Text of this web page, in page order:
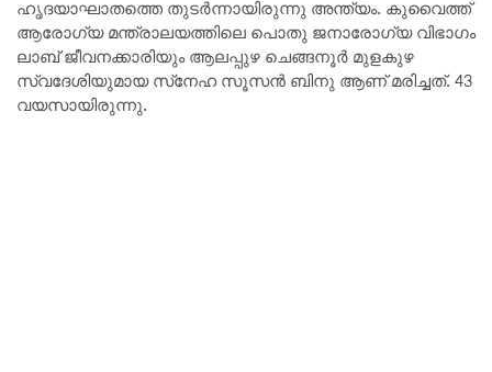
ഹൃദയാഘാതത്തെ തുടർന്നായിരുന്നു അന്ത്യം. കുവൈത്ത്
ആരോഗ്യ മന്ത്രാലയത്തിലെ പൊതു ജനാരോഗ്യ വിഭാഗം
ലാബ് ജീവനക്കാരിയും ആലപ്പുഴ ചെങ്ങനൂർ മുളകുഴ
സ്വദേശിയുമായ സ്‌നേഹ സൂസൻ ബിനു ആണ് മരിച്ചത്. 43
വയസായിരുന്നു.